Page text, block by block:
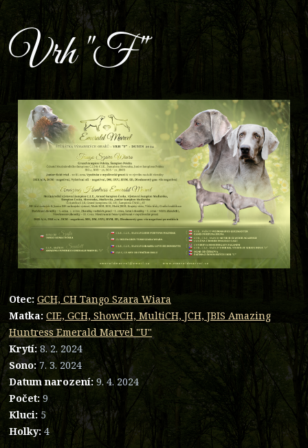
Vrh "F"
Otec: GCH, CH Tango Szara Wiara
Matka: CIE, GCH, ShowCH, MultiCH, JCH, JBIS Amazing
Huntress Emerald Marvel "U"
Krytí:8. 2. 2024
Sono:7. 3. 2024
Datum narození:9. 4. 2024
Počet: 9
Kluci: 5
Holky:4